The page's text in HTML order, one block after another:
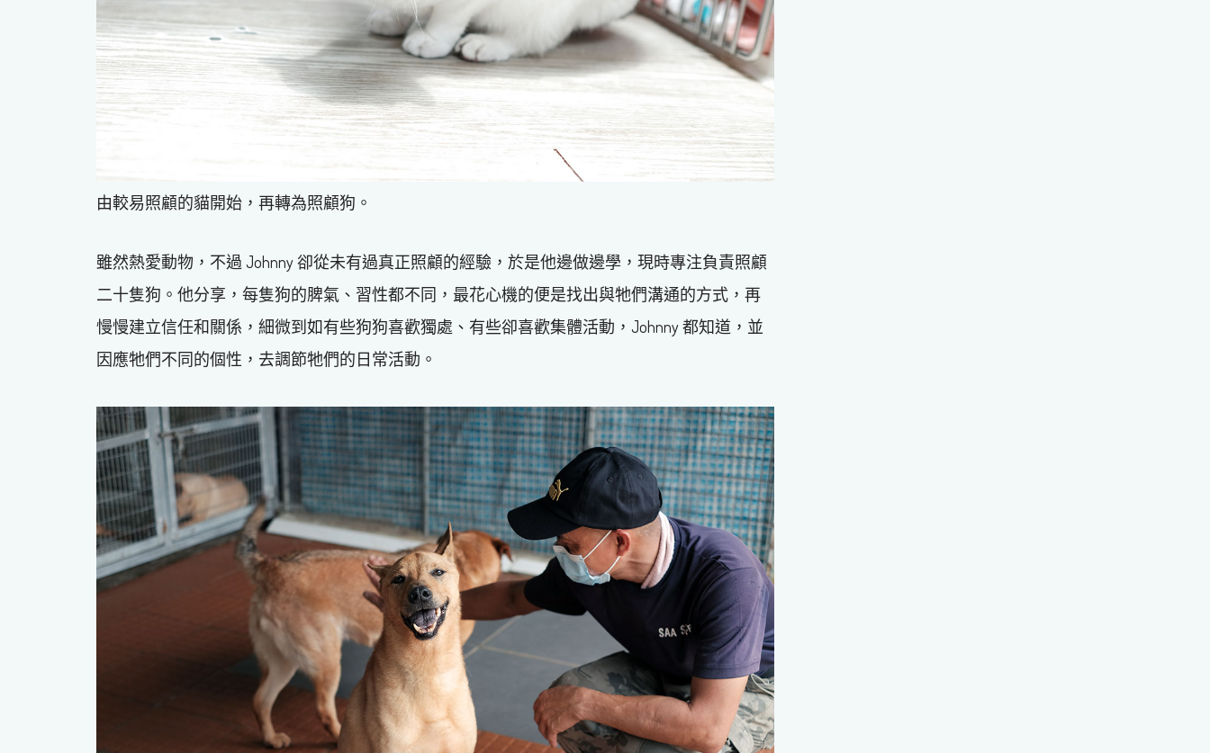
由較易照顧的貓開始，再轉為照顧狗。
雖然熱愛動物，不過 Johnny 卻從未有過真正照顧的經驗，於是他邊做邊學，現時專注負責照顧
二十隻狗。他分享，每隻狗的脾氣、習性都不同，最花心機的便是找出與牠們溝通的方式，再
慢慢建立信任和關係，細微到如有些狗狗喜歡獨處、有些卻喜歡集體活動，Johnny 都知道，並
因應牠們不同的個性，去調節牠們的日常活動。